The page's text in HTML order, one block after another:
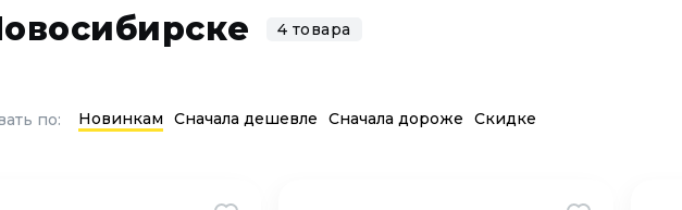
4 товара
по: Новинкам Сначала дешевле Сначала дороже Скидке